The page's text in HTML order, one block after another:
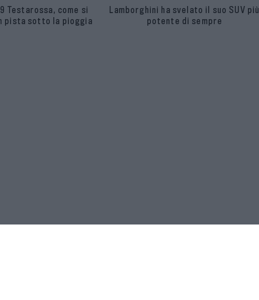
Testarossa, come si
pista sotto la pioggia
Lamborghini ha svelato il suo SUV più
potente di sempre